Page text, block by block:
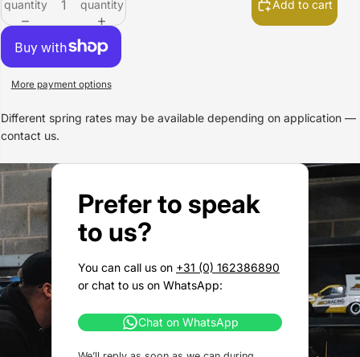
quantity
quantity
Add to cart
More payment options
Different spring rates may be available depending on application —
contact us.
Prefer to speak
to us?
You can call us on +31 (0) 162386890
or chat to us on WhatsApp:
Chat on WhatsApp